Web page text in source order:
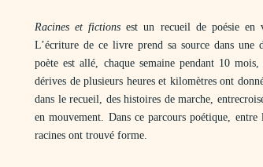
Racines et fictionsest un recueil de poésie en
L’écriture de ce livre prend sa source dans une
poète est allé, chaque semaine pendant 10
dérives de plusieurs heures et kilomètres ont
dans le recueil, des histoires de marche,
en mouvement. Dans ce parcours poétique,
racines ont trouvé forme.